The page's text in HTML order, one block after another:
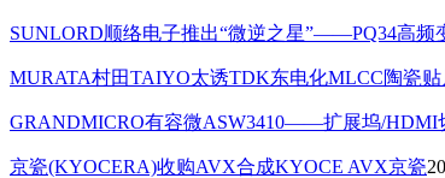
SUNLORD顺络电子推出“微逆之星”——PQ34高频
MURATA村田TAIYO太诱TDK东电化MLCC陶瓷贴
GRANDMICRO有容微ASW3410——扩展坞/HDMI
京瓷(KYOCERA)收购AVX合成KYOCE AVX京瓷